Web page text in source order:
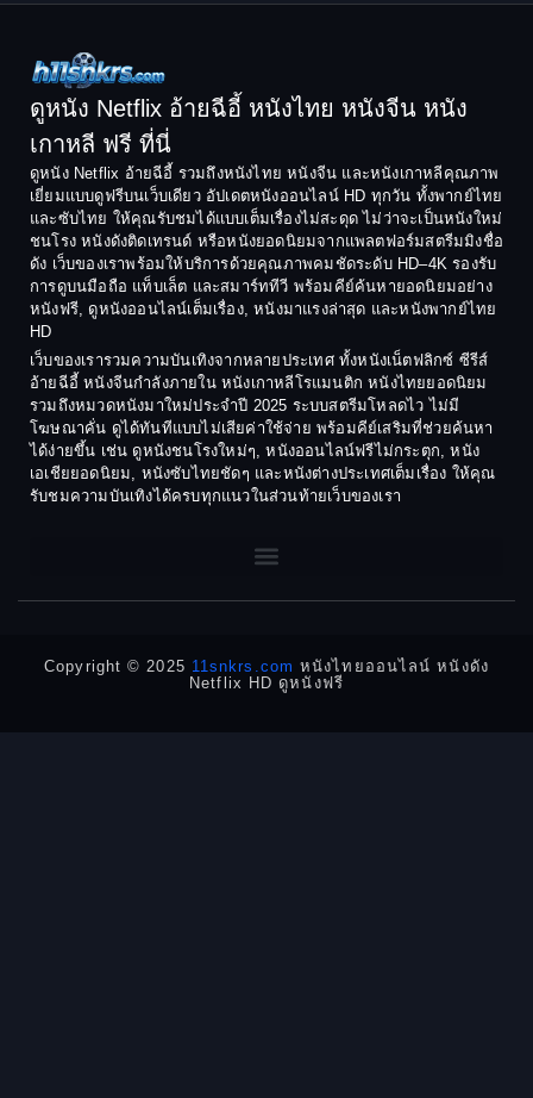
Comedy ตลก
Coming-of-age ชีวิตวัยรุ่น
Crime อาชญากรรม
Crime อาชญากรรม
Culture
Dance เต้น
Dark Comedy ตลกร้าย
DC
Detective สืบสวน
1994
1992
1991
1990
1988
1987
1986
1985
1984
1983
1982
1981
1980
1978
1974
1973
1972
1971
1970
1969
1968
1964
ดูหนัง Netflix อ้ายฉีอี้ หนังไทย หนังจีน หนัง
เกาหลี ฟรี ที่นี่
ดูหนัง Netflix อ้ายฉีอี้ รวมถึงหนังไทย หนังจีน และหนังเกาหลีคุณภาพ
เยี่ยมแบบดูฟรีบนเว็บเดียว อัปเดตหนังออนไลน์ HD ทุกวัน ทั้งพากย์ไทย
และซับไทย ให้คุณรับชมได้แบบเต็มเรื่องไม่สะดุด ไม่ว่าจะเป็นหนังใหม่
ชนโรง หนังดังติดเทรนด์ หรือหนังยอดนิยมจากแพลตฟอร์มสตรีมมิงชื่อ
ดัง เว็บของเราพร้อมให้บริการด้วยคุณภาพคมชัดระดับ HD–4K รองรับ
การดูบนมือถือ แท็บเล็ต และสมาร์ททีวี พร้อมคีย์ค้นหายอดนิยมอย่าง
หนังฟรี, ดูหนังออนไลน์เต็มเรื่อง, หนังมาแรงล่าสุด และหนังพากย์ไทย
HD
เว็บของเรารวมความบันเทิงจากหลายประเทศ ทั้งหนังเน็ตฟลิกซ์ ซีรีส์
อ้ายฉีอี้ หนังจีนกำลังภายใน หนังเกาหลีโรแมนติก หนังไทยยอดนิยม
รวมถึงหมวดหนังมาใหม่ประจำปี 2025 ระบบสตรีมโหลดไว ไม่มี
โฆษณาคั่น ดูได้ทันทีแบบไม่เสียค่าใช้จ่าย พร้อมคีย์เสริมที่ช่วยค้นหา
ได้ง่ายขึ้น เช่น ดูหนังชนโรงใหม่ๆ, หนังออนไลน์ฟรีไม่กระตุก, หนัง
เอเชียยอดนิยม, หนังซับไทยชัดๆ และหนังต่างประเทศเต็มเรื่อง ให้คุณ
รับชมความบันเทิงได้ครบทุกแนวในส่วนท้ายเว็บของเรา
Copyright © 2025 11snkrs.com หนังไทยออนไลน์ หนังดัง
Netflix HD ดูหนังฟรี